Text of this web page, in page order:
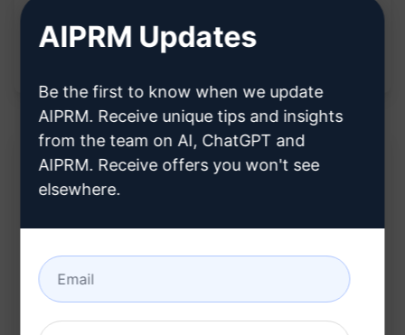
avvicinarsi alle diverse culture e tradizioni
attraverso le bevande.
Descrizione:
Esplora varie bevande da tutto il mondo
Fornisce informazioni dettagliate su ciascuna
AIPRM Updates
Be the first to know when we update
AIPRM. Receive unique tips and insights
from the team on AI, ChatGPT and
AIPRM. Receive offers you won't see
elsewhere.